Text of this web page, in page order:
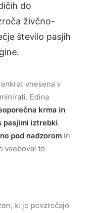
do
živčno-
število pasjih
vnesena v
Edina
krma in
pasjimi iztrebki.
pod nadzorom in
vseboval to
ki jo povzročajo